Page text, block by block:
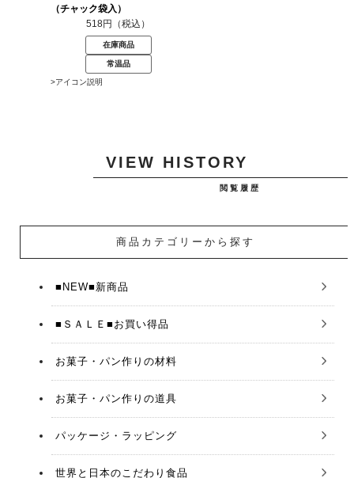
（チャック袋入）
518円（税込）
在庫商品
常温品
>アイコン説明
VIEW HISTORY
閲覧履歴
商品カテゴリーから探す
■NEW■新商品
■ＳＡＬＥ■お買い得品
お菓子・パン作りの材料
お菓子・パン作りの道具
パッケージ・ラッピング
世界と日本のこだわり食品